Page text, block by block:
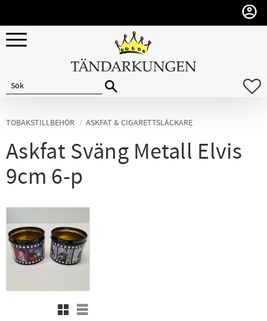
Meny
TOBAKSTILLBEHÖR ASKFAT & CIGARETTSLÄCKARE
Askfat Sväng Metall Elvis
9cm 6-p
Rutnätsvy
Listvy